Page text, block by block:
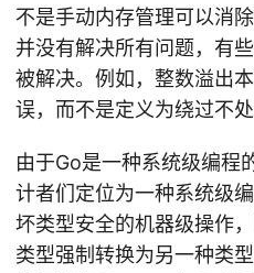
不是手动内存管理可以消
并没有解决所有问题，有
被解决。例如，整数溢出
误，而不是定义为绕过不处
由于Go是一种系统级编程
计者们定位为一种系统级
坏类型安全的机器级操作
类型强制转换为另一种类